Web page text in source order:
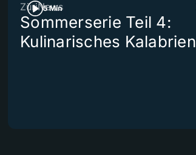
5 Min
ZüriNews
Sommerserie Teil 4:
Kulinarisches Kalabrien